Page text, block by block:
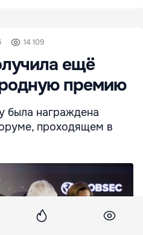
14 109
ещё
премию
была награждена
проходящем в